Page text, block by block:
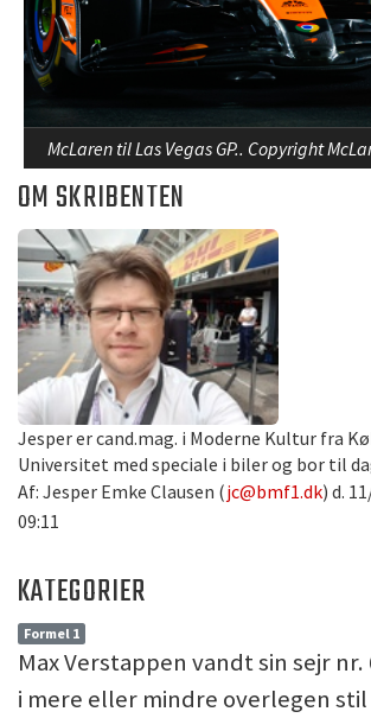
McLaren til Las Vegas GP.. Copyright
OM SKRIBENTEN
Jesper er cand.mag. i Moderne Kultur fra
Universitet med speciale i biler og bor til
Af: Jesper Emke Clausen (jc@bmf1.dk) d.
09:11
KATEGORIER
Formel 1
Max Verstappen vandt sin sejr nr.
i mere eller mindre overlegen stil